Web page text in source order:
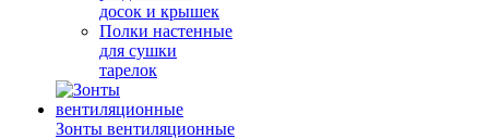
досок и крышек
Полки настенные
для сушки
тарелок
Зонты вентиляционные